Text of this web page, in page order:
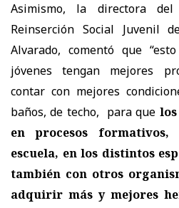
Asimismo, la directora
Reinserción Social Juvenil
Alvarado, comentó que
jóvenes tengan mejores
contar con mejores
baños, de techo, para que
en procesos
escuela, en los distintos
también con otros
adquirir más y mejores